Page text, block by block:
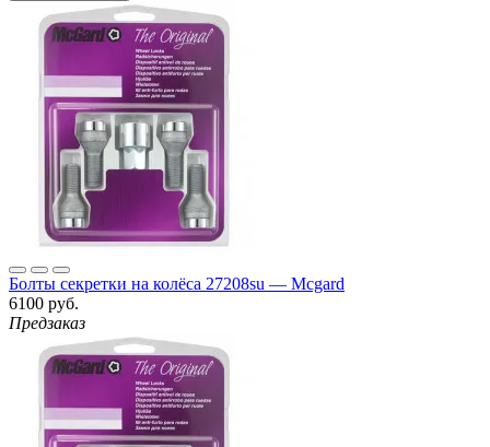
Болты секретки на колёса 27208su — Mcgard
6100 руб.
Предзаказ